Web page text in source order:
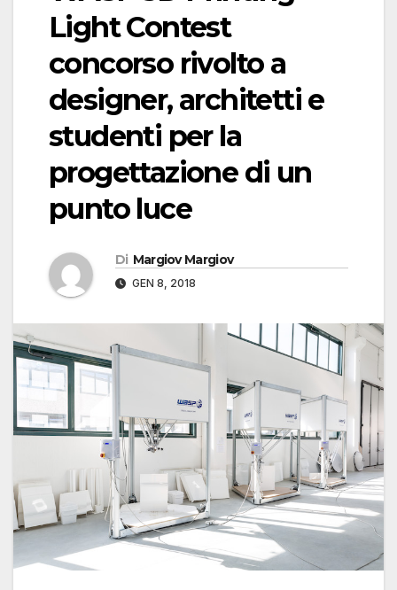
Light Contest
concorso rivolto a
designer, architetti e
studenti per la
progettazione di un
punto luce
Di Margiov Margiov
GEN 8, 2018